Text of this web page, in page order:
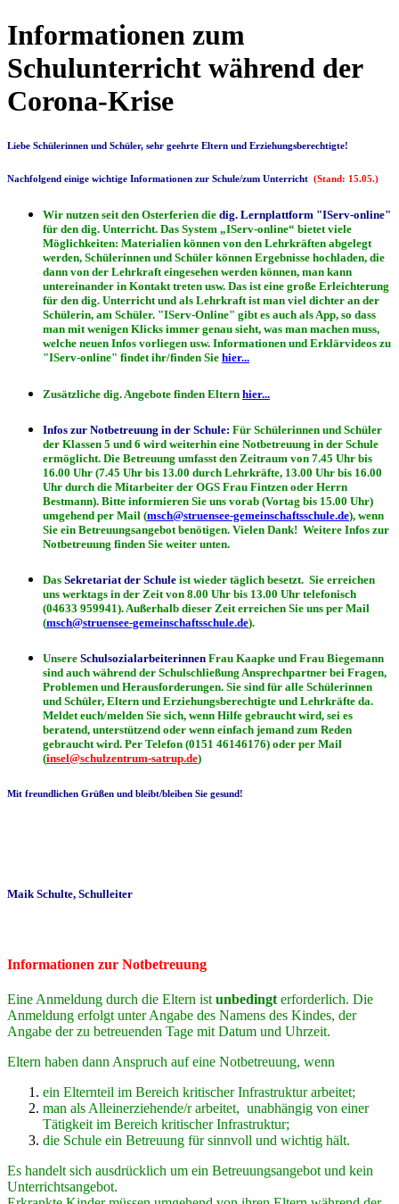
Informationen zum
Schulunterricht während der
Corona-Krise
Liebe Schülerinnen und Schüler, sehr geehrte Eltern und Erziehungsberechtigte!
Nachfolgend einige wichtige Informationen zur Schule/zum Unterricht (Stand: 15.05.)
Wir nutzen seit den Osterferien die dig. Lernplattform "IServ-online"
für den dig. Unterricht. Das System „IServ-online“ bietet viele
Möglichkeiten: Materialien können von den Lehrkräften abgelegt
werden, Schülerinnen und Schüler können Ergebnisse hochladen, die
dann von der Lehrkraft eingesehen werden können, man kann
untereinander in Kontakt treten usw. Das ist eine große Erleichterung
für den dig. Unterricht und als Lehrkraft ist man viel dichter an der
Schülerin, am Schüler. "IServ-Online" gibt es auch als App, so dass
man mit wenigen Klicks immer genau sieht, was man machen muss,
welche neuen Infos vorliegen usw. Informationen und Erklärvideos zu
"IServ-online" findet ihr/finden Sie hier...
Zusätzliche dig. Angebote finden Eltern hier...
Infos zur Notbetreuung in der Schule: Für Schülerinnen und Schüler
der Klassen 5 und 6 wird weiterhin eine Notbetreuung in der Schule
ermöglicht. Die Betreuung umfasst den Zeitraum von 7.45 Uhr bis
16.00 Uhr (7.45 Uhr bis 13.00 durch Lehrkräfte, 13.00 Uhr bis 16.00
Uhr durch die Mitarbeiter der OGS Frau Fintzen oder Herrn
Bestmann). Bitte informieren Sie uns vorab (Vortag bis 15.00 Uhr)
umgehend per Mail (msch@struensee-gemeinschaftsschule.de), wenn
Sie ein Betreuungsangebot benötigen. Vielen Dank! Weitere Infos zur
Notbetreuung finden Sie weiter unten.
Das Sekretariat der Schule ist wieder täglich besetzt. Sie erreichen
uns werktags in der Zeit von 8.00 Uhr bis 13.00 Uhr telefonisch
(04633 959941). Außerhalb dieser Zeit erreichen Sie uns per Mail
(msch@struensee-gemeinschaftsschule.de).
Unsere Schulsozialarbeiterinnen Frau Kaapke und Frau Biegemann
sind auch während der Schulschließung Ansprechpartner bei Fragen,
Problemen und Herausforderungen. Sie sind für alle Schülerinnen
und Schüler, Eltern und Erziehungsberechtigte und Lehrkräfte da.
Meldet euch/melden Sie sich, wenn Hilfe gebraucht wird, sei es
beratend, unterstützend oder wenn einfach jemand zum Reden
gebraucht wird. Per Telefon (0151 46146176) oder per Mail
(insel@schulzentrum-satrup.de)
Mit freundlichen Grüßen und bleibt/bleiben Sie gesund!
Maik Schulte, Schulleiter
Informationen zur Notbetreuung
Eine Anmeldung durch die Eltern ist unbedingt erforderlich. Die
Anmeldung erfolgt unter Angabe des Namens des Kindes, der
Angabe der zu betreuenden Tage mit Datum und Uhrzeit.
Eltern haben dann Anspruch auf eine Notbetreuung, wenn
ein Elternteil im Bereich kritischer Infrastruktur arbeitet;
man als Alleinerziehende/r arbeitet, unabhängig von einer
Tätigkeit im Bereich kritischer Infrastruktur;
die Schule ein Betreuung für sinnvoll und wichtig hält.
Es handelt sich ausdrücklich um ein Betreuungsangebot und kein
Unterrichtsangebot.